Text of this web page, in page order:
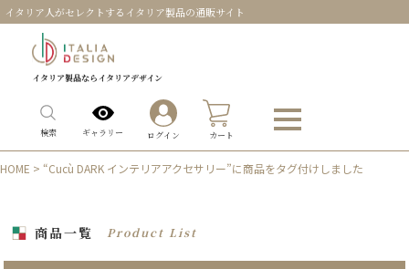
イタリア人がセレクトするイタリア製品の通販サイト
イタリア製品ならイタリアデザイン
検索 ギャラリー ログイン カート
HOME > “Cucù DARK インテリアアクセサリー”に商品をタグ付けしました
商品一覧 Product List